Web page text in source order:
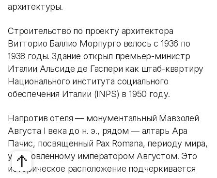
архитектуры.
Строительство по проекту архитектора
Витторио Баллио Морпурго велось с 1936 по
1938 годы. Здание открыл премьер-министр
Италии Альсиде де Гаспери как штаб-квартиру
Национального института социального
обеспечения Италии (INPS) в 1950 году.
Напротив отеля — монументальный Мавзолей
Августа I века до н. э., рядом — алтарь Ара
Пачис, посвященный Pax Romana, периоду мира,
установленному императором Августом. Это
историческое расположение подчеркивается